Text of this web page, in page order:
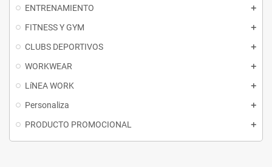
ENTRENAMIENTO
FITNESS Y GYM
CLUBS DEPORTIVOS
WORKWEAR
LíNEA WORK
Personaliza
PRODUCTO PROMOCIONAL